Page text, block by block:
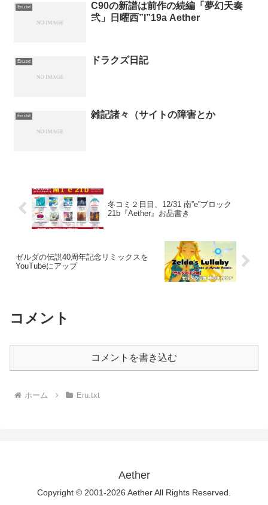
Eru.txt
C90の新譜は前作の続編「夢幻天奏
弐」日曜西”l”19a Aether
Eru.txt ドラクズ日記
Eru.txt 雑記諸々（サイトの障害とか
冬コミ２日目、12/31 南”e”ブロック
21b『Aether』お品書き
ゼルダの伝説40周年記念リミックスを
YouTubeにアップ
コメント
コメントを書き込む
ホーム Eru.txt
Aether
Copyright © 2001-2026 Aether All Rights Reserved.